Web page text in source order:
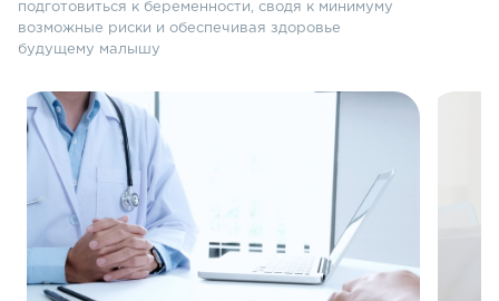
подготовиться к беременности, сводя к минимуму
возможные риски и обеспечивая здоровье
будущему малышу